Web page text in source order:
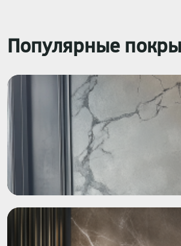
Популярные